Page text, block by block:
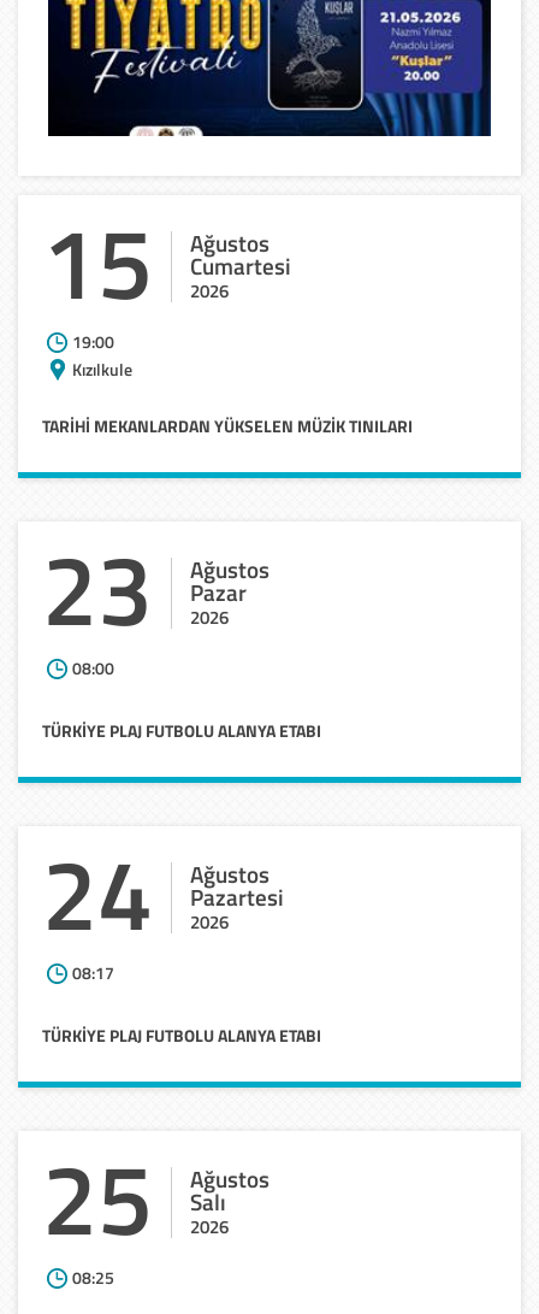
15 Ağustos
Cumartesi
2026
19:00
Kızılkule
TARIHI MEKANLARDANYÜKSELEN MÜZIKTINILARI
23 Ağustos
Pazar
2026
08:00
TÜRKİYEPLAJFUTBOLUALANYAETABI
24 Ağustos
Pazartesi
2026
08:17
TÜRKİYEPLAJFUTBOLUALANYAETABI
25 Ağustos
Salı
2026
08:25